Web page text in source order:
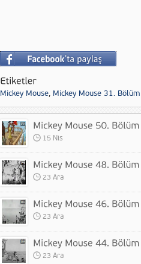
Mickey Mouse, Mickey Mouse 31. Bölüm
15 Nis
23 Ara
23 Ara
23 Ara